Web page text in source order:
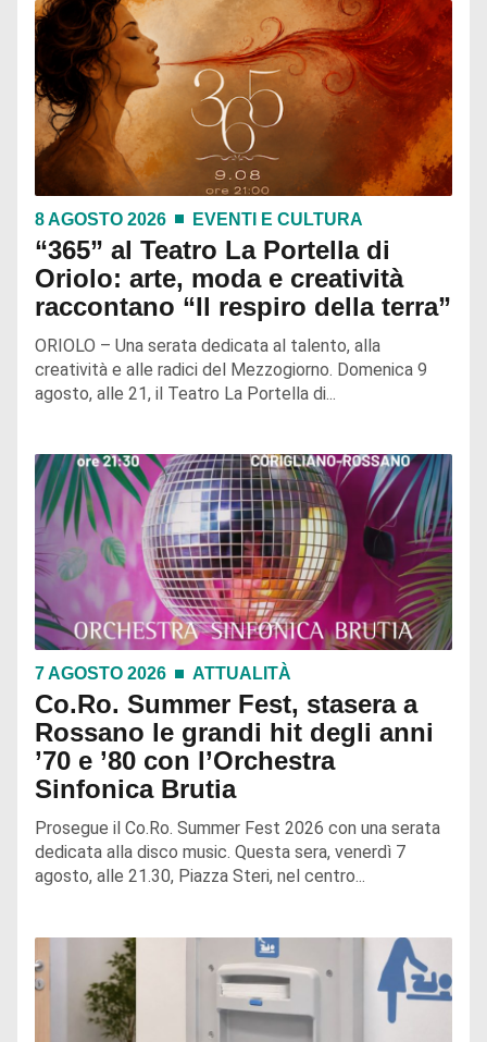
8 AGOSTO 2026 EVENTI E CULTURA
“365” al Teatro La Portella di
Oriolo: arte, moda e creatività
raccontano “Il respiro della terra”
ORIOLO – Una serata dedicata al talento, alla
creatività e alle radici del Mezzogiorno. Domenica 9
agosto, alle 21, il Teatro La Portella di...
7 AGOSTO 2026 ATTUALITÀ
Co.Ro. Summer Fest, stasera a
Rossano le grandi hit degli anni
’70 e ’80 con l’Orchestra
Sinfonica Brutia
Prosegue il Co.Ro. Summer Fest 2026 con una serata
dedicata alla disco music. Questa sera, venerdì 7
agosto, alle 21.30, Piazza Steri, nel centro...